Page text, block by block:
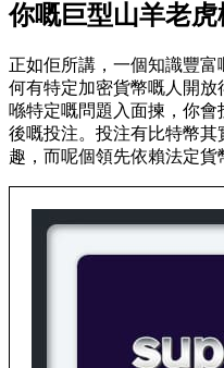
你嘅巨型山羊老
正如佢所講，一個知識豐
何有特定加密貨幣嘅人開
喺特定嘅問題入面揀，你
後嘅投注。投注有比特幣
趣，而呢個領先依賴法定貨